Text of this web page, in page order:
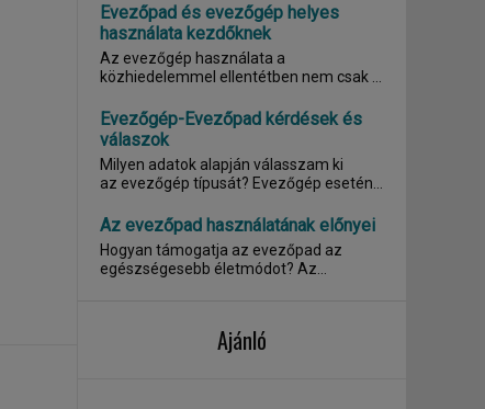
Evezőpad és evezőgép helyes
használata kezdőknek
Az evezőgép használata a
közhiedelemmel ellentétben nem csak a
Evezőgép-Evezőpad kérdések és
válaszok
Milyen adatok alapján válasszam ki
az evezőgép típusát? Evezőgép esetén
Az evezőpad használatának előnyei
Hogyan támogatja az evezőpad az
egészségesebb életmódot? Az
Ajánló